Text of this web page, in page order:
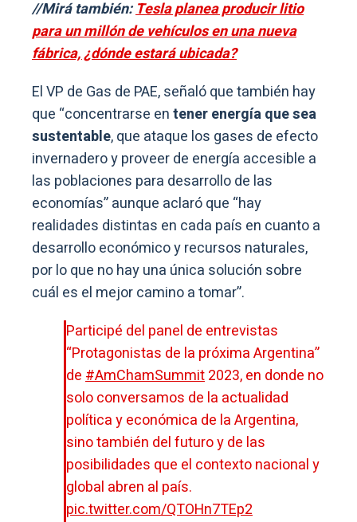
//Mirá también:Tesla planea producir litio
para un millón de vehículos en una nueva
fábrica, ¿dónde estará ubicada?
El VP de Gas de PAE, señaló que también hay
que “concentrarse entener energía que sea
sustentable, que ataque los gases de efecto
invernadero y proveer de energía accesible a
las poblaciones para desarrollo de las
economías” aunque aclaró que “hay
realidades distintas en cada país en cuanto a
desarrollo económico y recursos naturales,
por lo que no hay una única solución sobre
cuál es el mejor camino a tomar”.
Participé del panel de entrevistas
“Protagonistas de la próxima Argentina”
de#AmChamSummit2023, en donde no
solo conversamos de la actualidad
política y económica de la Argentina,
sino también del futuro y de las
posibilidades que el contexto nacional y
global abren al país.
pic.twitter.com/QTOHn7TEp2